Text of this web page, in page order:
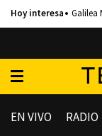
Galilea
EN VIVO RADIO